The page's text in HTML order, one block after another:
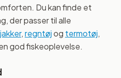
Du kan finde et
der passer til alle
,regntøjog termotøj,
god fiskeoplevelse.